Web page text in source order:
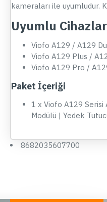
kameraları ile uyumludur.
Uyumlu Cihazlar
Viofo A129 / A129
Viofo A129 Plus /
Viofo A129 Pro /
Paket İçeriği
1 x Viofo A129 Serisi
Modülü | Yedek
8682035607700